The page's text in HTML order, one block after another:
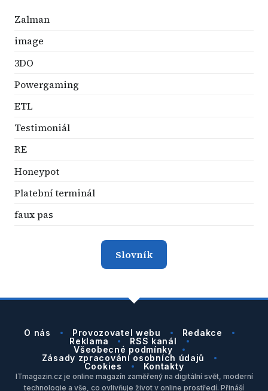
Zalman
image
3DO
Powergaming
ETL
Testimoniál
RE
Honeypot
Platební terminál
faux pas
Slovník
O nás Provozovatel webu
Redakce
Reklama
RSS kanál
Všeobecné podmínky
Zásady zpracování osobních údajů
Cookies
Kontakty
ITmagazin.cz je online magazín zaměřený na digitální svět, moderní
technologie a vše, co ovlivňuje život v online prostředí. Přináší